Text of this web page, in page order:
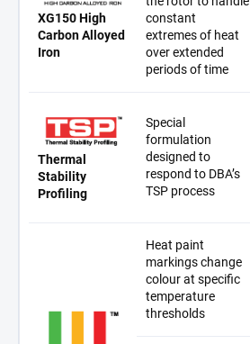
XG150 High
Carbon Alloyed
Iron
constant
extremes of heat
over extended
periods of time
Thermal
Stability
Profiling
Special
formulation
designed to
respond to DBA’s
TSP process
Heat paint
markings change
colour at specific
temperature
thresholds